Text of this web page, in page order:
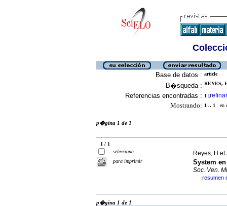
Base de datos : article
B�squeda : REYES,
Referencias encontradas : 1 [refinar
Mostrando: 1 .. 1 en
p�gina 1 de 1
1 / 1
selecciona
para imprimir
Reyes, H
System
Soc. Ven.
· resumen
p�gina 1 de 1